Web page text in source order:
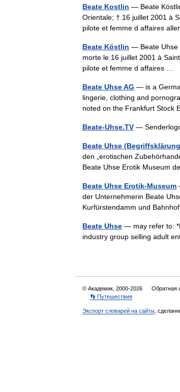
Beate Kostlin — Beate
Orientale; † 16 juillet 2001 à
pilote et femme d affaires
Beate Köstlin — Beate Uhse
morte le 16 juillet 2001 à
pilote et femme d affaires …
Beate Uhse AG — is a
lingerie, clothing and
noted on the Frankfurt
Beate-Uhse.TV —
Beate Uhse
den „erotischen
Beate Uhse Erotik Museum
Beate Uhse Erotik-Museum
der Unternehmerin Beate
Kurfürstendamm und
Beate Uhse — may refer to:
industry group selling adult
© Академик, 2000-2026 Обратная
👣 Путешествия
Экспорт словарей на сайты ,